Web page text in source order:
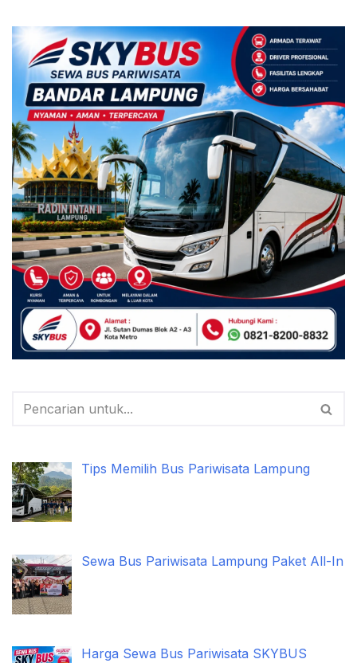
Tips Memilih Bus Pariwisata Lampung
Sewa Bus Pariwisata Lampung Paket All-In
Harga Sewa Bus Pariwisata SKYBUS